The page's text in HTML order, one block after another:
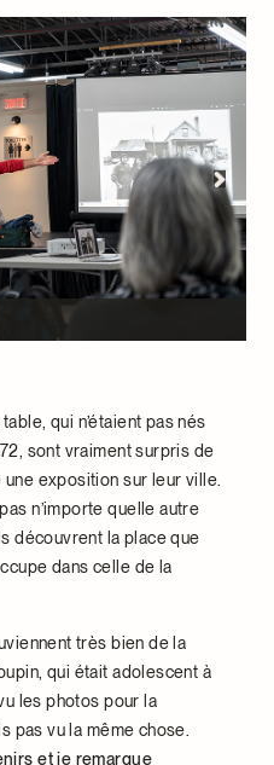
qui n’étaient pas nés
sont vraiment surpris de
exposition sur leur ville.
n’importe quelle autre
découvrent la place que
dans celle de la
très bien de la
qui était adolescent à
les photos pour la
pas vu la même chose.
et je remarque